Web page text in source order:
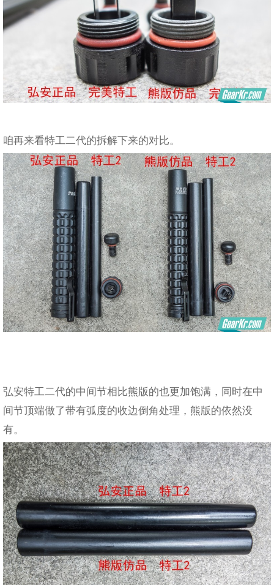
咱再来看特工二代的拆解下来的对比。
弘安特工二代的中间节相比熊版的也更加饱满，同时在中
间节顶端做了带有弧度的收边倒角处理，熊版的依然没
有。